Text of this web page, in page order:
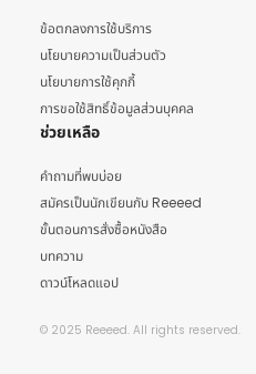
ข้อตกลงการใช้บริการ
นโยบายความเป็นส่วนตัว
นโยบายการใช้คุกกี้
การขอใช้สิทธิ์ข้อมูลส่วนบุคคล
ช่วยเหลือ
คำถามที่พบบ่อย
สมัครเป็นนักเขียนกับ Reeeed
ขั้นตอนการสั่งซื้อหนังสือ
บทความ
ดาวน์โหลดแอป
© 2025 Reeeed. All rights reserved.